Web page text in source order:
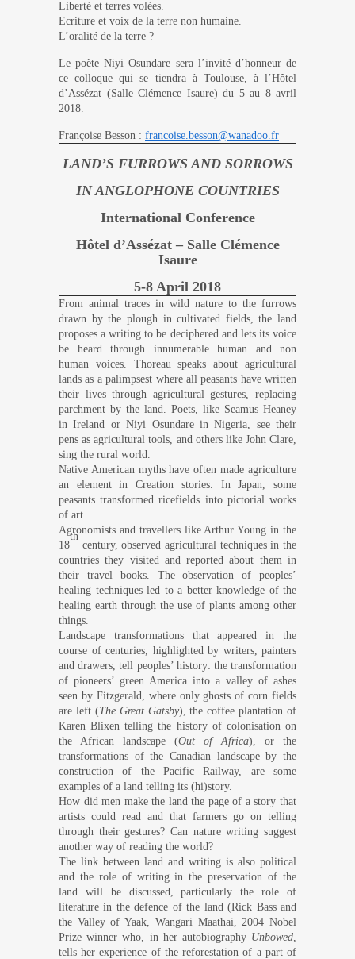
Liberté et terres volées.
Ecriture et voix de la terre non humaine.
L’oralité de la terre ?
Le poète Niyi Osundare sera l’invité d’honneur de
ce colloque qui se tiendra à Toulouse, à l’Hôtel
d’Assézat (Salle Clémence Isaure) du 5 au 8 avril
2018.
Françoise Besson : francoise.besson@wanadoo.fr
LAND’S FURROWS AND SORROWS
IN ANGLOPHONE COUNTRIES
International Conference
Hôtel d’Assézat – Salle Clémence
Isaure
5-8 April 2018
From animal traces in wild nature to the furrows
drawn by the plough in cultivated fields, the land
proposes a writing to be deciphered and lets its voice
be heard through innumerable human and non
human voices. Thoreau speaks about agricultural
lands as a palimpsest where all peasants have written
their lives through agricultural gestures, replacing
parchment by the land. Poets, like Seamus Heaney
in Ireland or Niyi Osundare in Nigeria, see their
pens as agricultural tools, and others like John Clare,
sing the rural world.
Native American myths have often made agriculture
an element in Creation stories. In Japan, some
peasants transformed ricefields into pictorial works
of art.
Agronomists and travellers like Arthur Young in the
18
th
century, observed agricultural techniques in the
countries they visited and reported about them in
their travel books. The observation of peoples’
healing techniques led to a better knowledge of the
healing earth through the use of plants among other
things.
Landscape transformations that appeared in the
course of centuries, highlighted by writers, painters
and drawers, tell peoples’ history: the transformation
of pioneers’ green America into a valley of ashes
seen by Fitzgerald, where only ghosts of corn fields
are left (The Great Gatsby), the coffee plantation of
Karen Blixen telling the history of colonisation on
the African landscape (Out of Africa), or the
transformations of the Canadian landscape by the
construction of the Pacific Railway, are some
examples of a land telling its (hi)story.
How did men make the land the page of a story that
artists could read and that farmers go on telling
through their gestures? Can nature writing suggest
another way of reading the world?
The link between land and writing is also political
and the role of writing in the preservation of the
land will be discussed, particularly the role of
literature in the defence of the land (Rick Bass and
the Valley of Yaak, Wangari Maathai, 2004 Nobel
Prize winner who, in her autobiography Unbowed
tells her experience of the reforestation of a part of